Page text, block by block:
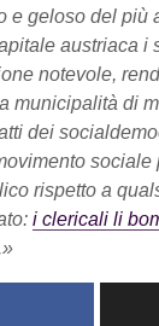
e geloso del più
austriaca i
notevole,
municipalità di
dei
sociale
rispetto a
i clericali li
.»